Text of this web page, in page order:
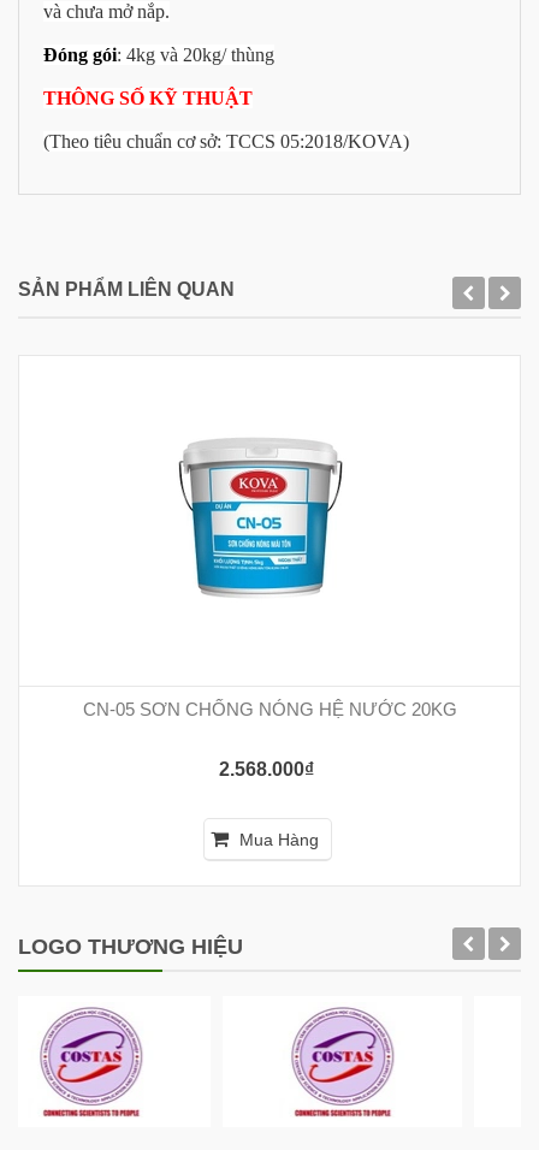
và chưa mở nắp.
Đóng gói: 4kg và 20kg/ thùng
THÔNG SỐ KỸ THUẬT
(Theo tiêu chuẩn cơ sở: TCCS 05:2018/KOVA)
SẢN PHẨM LIÊN QUAN
CN-05 SƠN CHỐNG NÓNG HỆ NƯỚC 20KG
2.568.000₫
Mua Hàng
LOGO THƯƠNG HIỆU